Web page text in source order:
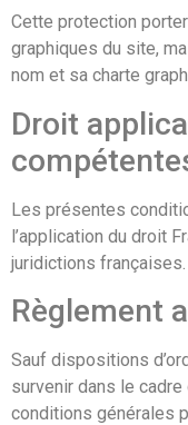
Cette protection
graphiques du site,
nom et sa charte
Droit
Les présentes
l’application du droit
juridictions
Règlement
Sauf dispositions
survenir dans le
conditions générales